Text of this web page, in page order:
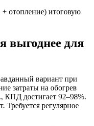
отопление) итоговую
выгоднее для
вариант при
затраты на обогрев
КПД достигает 92–98%.
Требуется регулярное